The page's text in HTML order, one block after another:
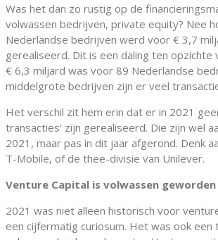
Was het dan zo rustig op de
volwassen bedrijven, private equity? Nee
Nederlandse bedrijven werd voor € 3,7
gerealiseerd. Dit is een daling ten opzichte
€ 6,3 miljard was voor 89 Nederlandse
middelgrote bedrijven zijn er veel
Het verschil zit hem erin dat er in 2021
transacties’ zijn gerealiseerd. Die zijn wel
2021, maar pas in dit jaar afgerond. Denk
T-Mobile, of de thee-divisie van Unilever.
Venture Capital is volwassen geworden
2021 was niet alleen historisch voor
een cijfermatig curiosum. Het was ook een